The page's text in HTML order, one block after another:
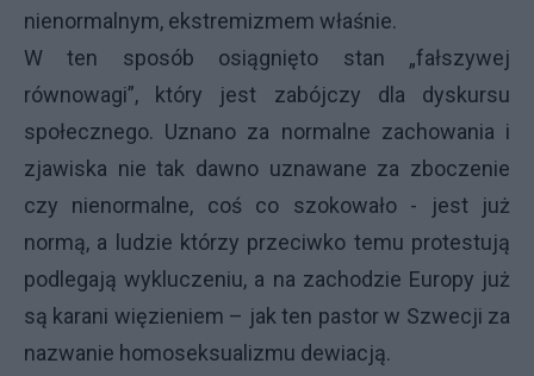
nienormalnym, ekstremizmem właśnie.
W ten sposób osiągnięto stan „fałszywej
równowagi”, który jest zabójczy dla dyskursu
społecznego. Uznano za normalne zachowania i
zjawiska nie tak dawno uznawane za zboczenie
czy nienormalne, coś co szokowało - jest już
normą, a ludzie którzy przeciwko temu protestują
podlegają wykluczeniu, a na zachodzie Europy już
są karani więzieniem – jak ten pastor w Szwecji za
nazwanie homoseksualizmu dewiacją.